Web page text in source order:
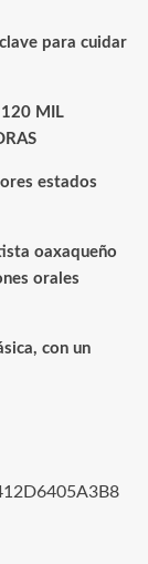
para cuidar
120 MIL
estados
oaxaqueño
orales
con un